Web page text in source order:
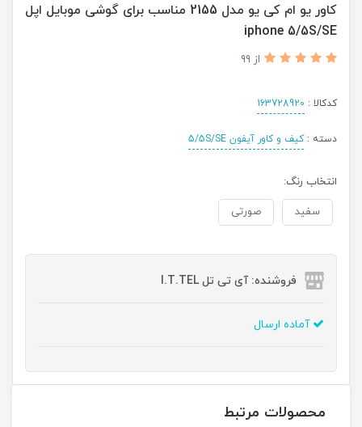
کاور یو ام کی یو مدل 2155 مناسب برای گوشی موبایل اپل
iphone 5/5S/SE
از 99
کدکالا : 163728920
دسته :کیف و کاور آیفون 5/5S/SE
انتخاب رنگ:
سفید صورتی
فروشنده: آی تی تل I.T.TEL
آماده ارسال
محصولات مرتبط